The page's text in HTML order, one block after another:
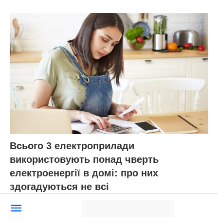
Всього 3 електроприлади
використовують понад чверть
електроенергії в домі: про них
здогадуються не всі